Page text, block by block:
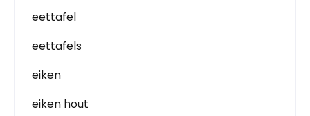
eettafel
eettafels
eiken
eiken hout